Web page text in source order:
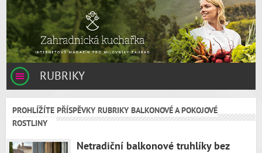
RUBRIKY
PROHLÍŽÍTE PŘÍSPĚVKY RUBRIKY BALKONOVÉ A POKOJOVÉ
ROSTLINY
Netradiční balkonové truhlíky bez